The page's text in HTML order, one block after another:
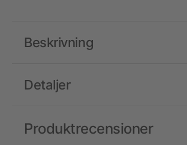
Detaljer
Beskrivning
Produktrecensioner